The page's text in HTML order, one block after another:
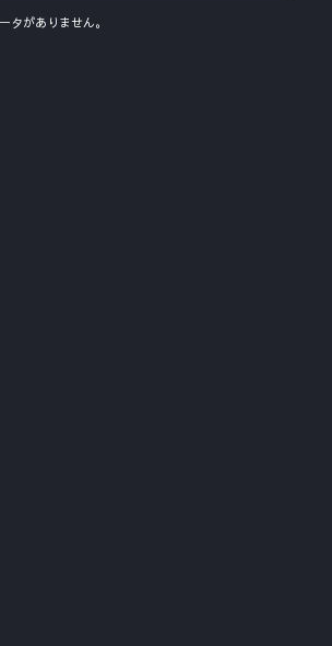
タがありません。